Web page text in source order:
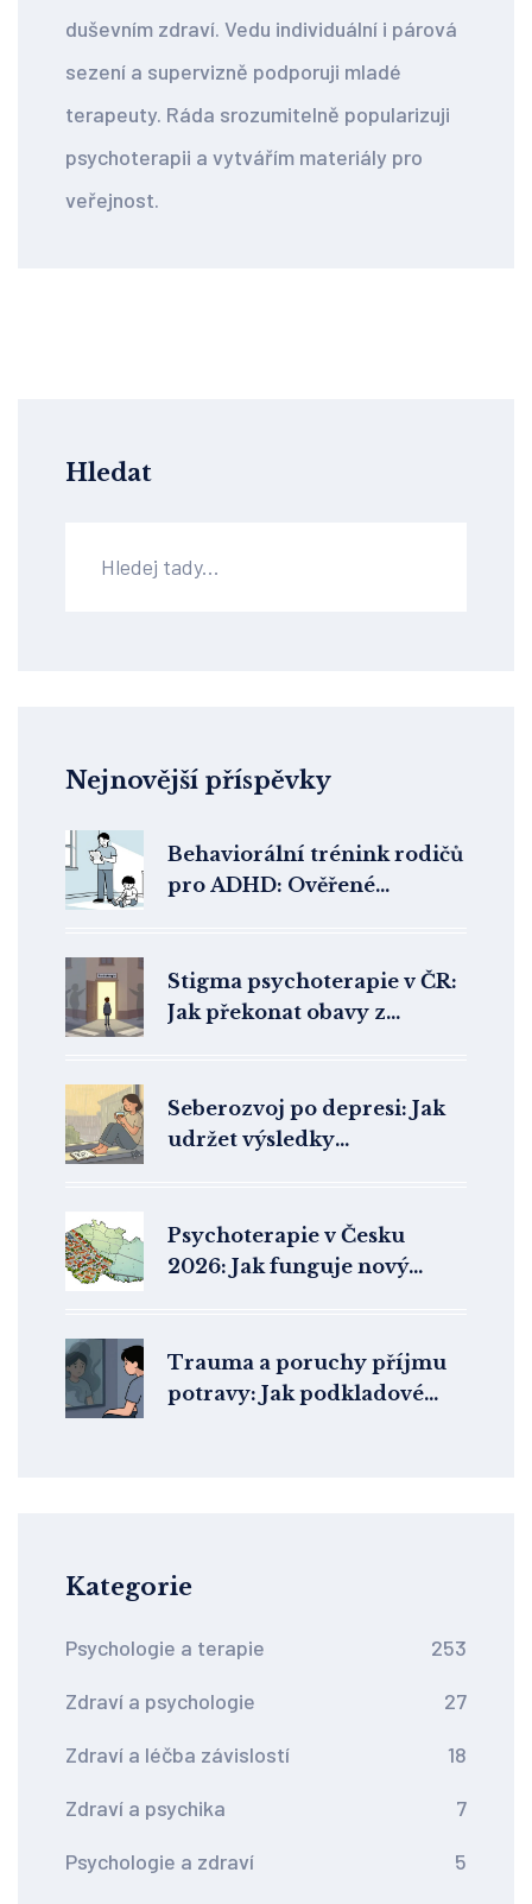
duševním zdraví. Vedu individuální i párová
sezení a supervizně podporuji mladé
terapeuty. Ráda srozumitelně popularizuji
psychoterapii a vytvářím materiály pro
veřejnost.
Hledat
Nejnovější příspěvky
Behaviorální trénink rodičů
pro ADHD: Ověřené
Stigma psychoterapie v ČR:
Jak překonat obavy z
Seberozvoj po depresi: Jak
udržet výsledky
Psychoterapie v Česku
2026: Jak funguje nový
Trauma a poruchy příjmu
potravy: Jak podkladové
Kategorie
Psychologie a terapie 253
Zdraví a psychologie 27
Zdraví a léčba závislostí 18
Zdraví a psychika 7
Psychologie a zdraví 5